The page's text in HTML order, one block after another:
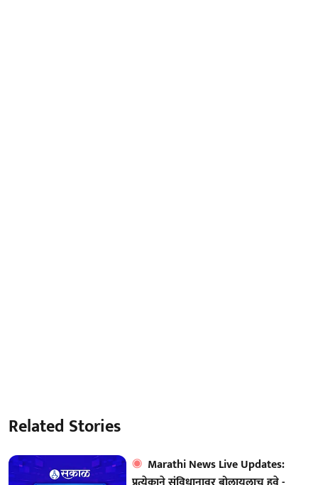
Related Stories
Marathi News Live Updates: